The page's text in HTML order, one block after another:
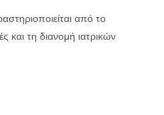
από το
και τη διανομή ιατρικών